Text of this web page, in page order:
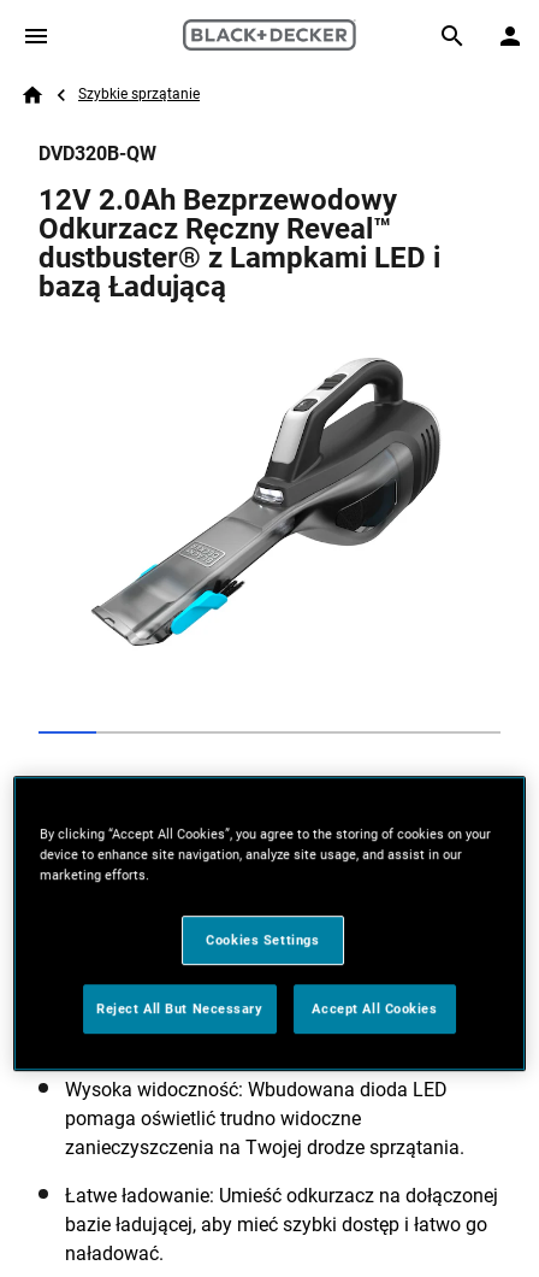
Skip to main content
Search
Breadcrumb
Szybkie sprzątanie
DVD320B-QW
12V 2.0Ah Bezprzewodowy
Odkurzacz Ręczny Reveal™
dustbuster® z Lampkami LED i
bazą Ładującą
Wysoka widoczność: Wbudowana dioda LED
pomaga oświetlić trudno widoczne
zanieczyszczenia na Twojej drodze sprzątania.
Łatwe ładowanie: Umieść odkurzacz na dołączonej
bazie ładującej, aby mieć szybki dostęp i łatwo go
naładować.
By clicking “Accept All Cookies”, you agree to the storing of cookies on your
device to enhance site navigation, analyze site usage, and assist in our
marketing efforts.
Cookies Settings
Reject All But Necessary Accept All Cookies